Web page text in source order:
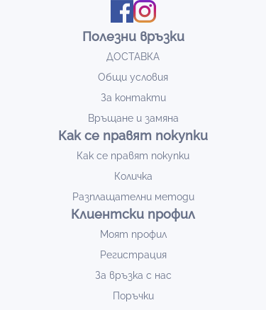
Полезни връзки
ДОСТАВКА
Общи условия
За контакти
Връщане и замяна
Как се правят покупки
Как се правят покупки
Количка
Разплащателни методи
Клиентски профил
Моят профил
Регистрация
За връзка с нас
Поръчки